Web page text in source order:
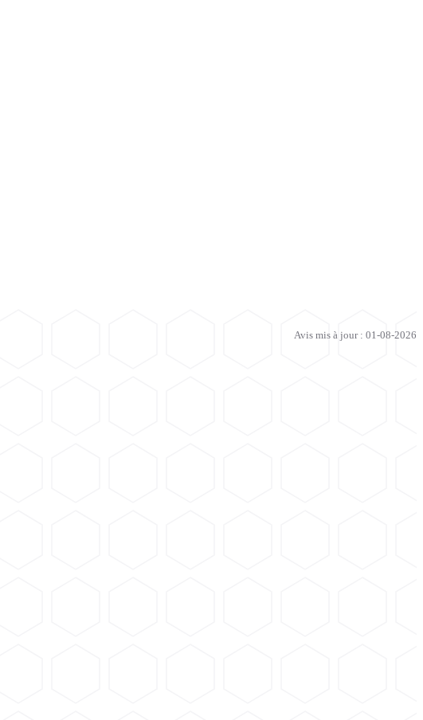
Avis mis à jour : 01-08-2026